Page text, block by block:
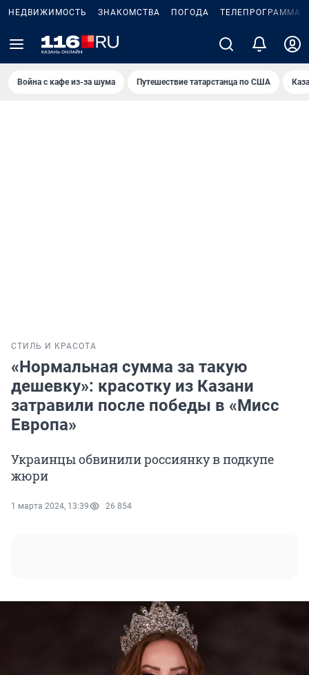
НЕДВИЖИМОСТЬ ЗНАКОМСТВА ПОГОДА ТЕЛЕПРОГРАММА
Война с кафе из-за шума Путешествие татарстанца по США
СТИЛЬ И КРАСОТА
«Нормальная сумма за такую
дешевку»: красотку из Казани
затравили после победы в «Мисс
Европа»
Украинцы обвинили россиянку в подкупе
жюри
1 марта 2024, 13:39 26 854